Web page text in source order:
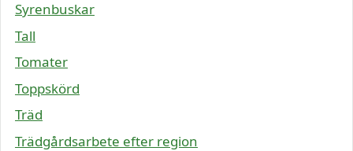
Syrenbuskar
Tall
Tomater
Toppskörd
Träd
Trädgårdsarbete efter region